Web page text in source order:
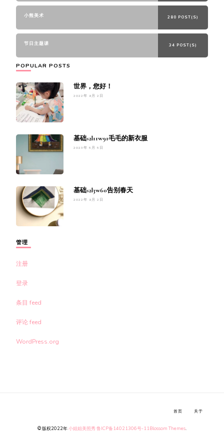
小熊美术 280 POST(S)
节日主题课 34 POST(S)
POPULAR POSTS
世界，您好！
2022年 9月 2日
基础s2l11w91毛毛的新衣服
2023年 5月 5日
基础s2l3w60告别春天
2022年 9月 2日
管理
注册
登录
条目 feed
评论 feed
WordPress.org
© 版权2022年小姐姐美照秀鲁ICP备14021306号-11 Blossom Themes.
首页 关于